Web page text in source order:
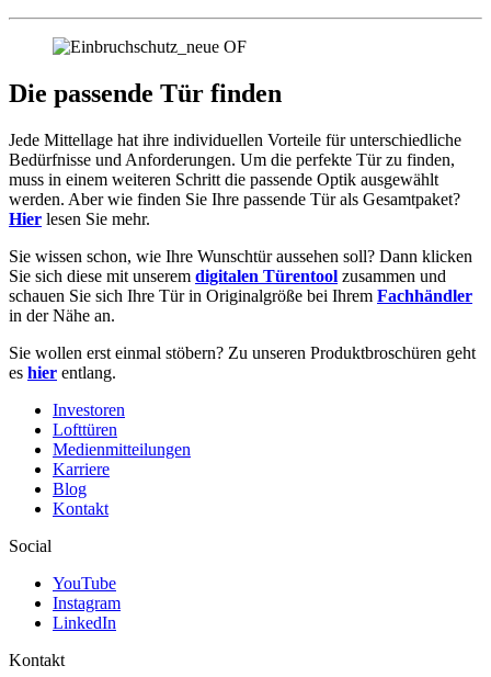
Die passende Tür finden
Jede Mittellage hat ihre individuellen Vorteile für unterschiedliche
Bedürfnisse und Anforderungen. Um die perfekte Tür zu finden,
muss in einem weiteren Schritt die passende Optik ausgewählt
werden. Aber wie finden Sie Ihre passende Tür als Gesamtpaket?
Hier lesen Sie mehr.
Sie wissen schon, wie Ihre Wunschtür aussehen soll? Dann klicken
Sie sich diese mit unserem digitalen Türentool zusammen und
schauen Sie sich Ihre Tür in Originalgröße bei Ihrem Fachhändler
in der Nähe an.
Sie wollen erst einmal stöbern? Zu unseren Produktbroschüren geht
es hier entlang.
Investoren
Lofttüren
Medienmitteilungen
Karriere
Blog
Kontakt
Social
YouTube
Instagram
LinkedIn
Kontakt